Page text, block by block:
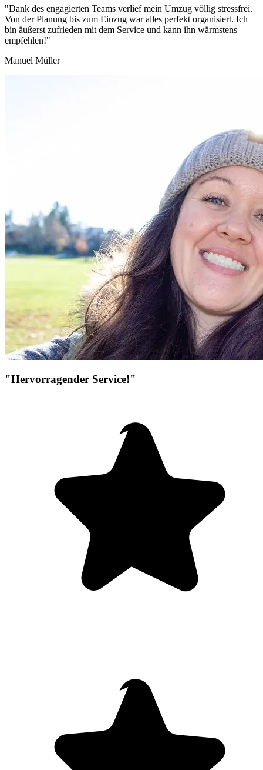
"Dank des engagierten Teams verlief mein Umzug völlig stressfrei.
Von der Planung bis zum Einzug war alles perfekt organisiert. Ich
bin äußerst zufrieden mit dem Service und kann ihn wärmstens
empfehlen!"
Manuel Müller
"Hervorragender Service!"